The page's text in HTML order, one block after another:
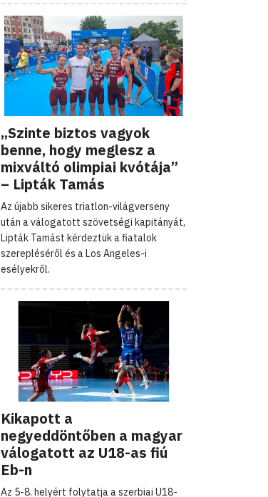
„Szinte biztos vagyok
benne, hogy meglesz a
mixváltó olimpiai kvótája”
– Lipták Tamás
Az újabb sikeres triatlon-világverseny
után a válogatott szövetségi kapitányát,
Lipták Tamást kérdeztük a fiatalok
szerepléséről és a Los Angeles-i
esélyekről.
Kikapott a
negyeddöntőben a magyar
válogatott az U18-as fiú
Eb-n
Az 5-8. helyért folytatja a szerbiai U18-